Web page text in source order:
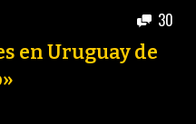
30
en Uruguay de